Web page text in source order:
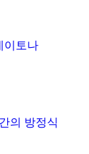
이토나
의 방정식